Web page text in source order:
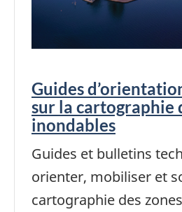
Guides
sur la cartographie
inondables
Guides et bulletins
orienter, mobiliser et
cartographie des